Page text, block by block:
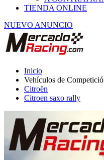
NUEVO ANUNCIO
Vehículos de Competición
Citroën
Citroen saxo rally